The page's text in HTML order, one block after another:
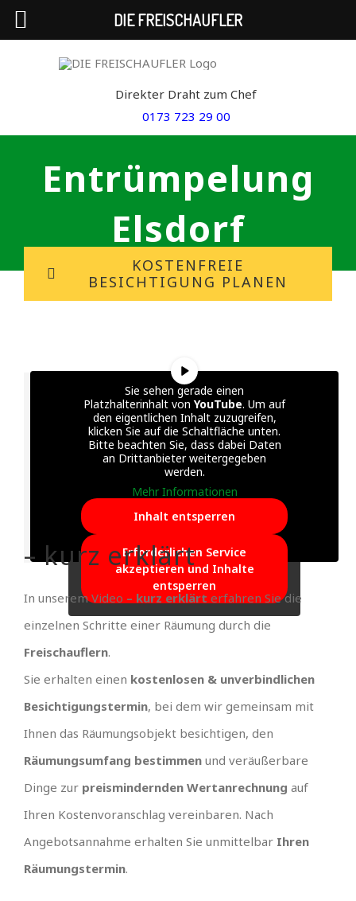
Direkter Draht zum Chef
0173 723 29 00
Entrümpelung
Elsdorf
KOSTENFREIE
BESICHTIGUNG PLANEN
Sie sehen gerade einen
Platzhalterinhalt von YouTube. Um auf
den eigentlichen Inhalt zuzugreifen,
klicken Sie auf die Schaltfläche unten.
Bitte beachten Sie, dass dabei Daten
an Drittanbieter weitergegeben
werden.
Mehr Informationen
Inhalt entsperren
Erforderlichen Service
akzeptieren und Inhalte
entsperren
– kurz erklärt
In unserem Video – kurz erklärt erfahren Sie die
einzelnen Schritte einer Räumung durch die
Freischauflern.
Sie erhalten einen kostenlosen & unverbindlichen
Besichtigungstermin, bei dem wir gemeinsam mit
Ihnen das Räumungsobjekt besichtigen, den
Räumungsumfang bestimmen und veräußerbare
Dinge zur preismindernden Wertanrechnung auf
Ihren Kostenvoranschlag vereinbaren. Nach
Angebotsannahme erhalten Sie unmittelbar Ihren
Räumungstermin.
DIE FREISCHAUFLER